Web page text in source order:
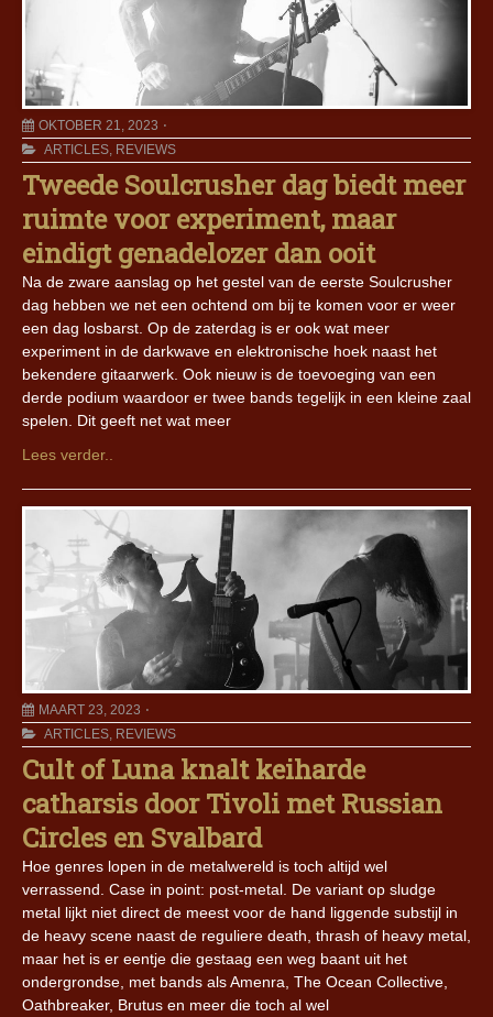
OKTOBER 21, 2023
ARTICLES, REVIEWS
Tweede Soulcrusher dag biedt meer
ruimte voor experiment, maar
eindigt genadelozer dan ooit
Na de zware aanslag op het gestel van de eerste Soulcrusher
dag hebben we net een ochtend om bij te komen voor er weer
een dag losbarst. Op de zaterdag is er ook wat meer
experiment in de darkwave en elektronische hoek naast het
bekendere gitaarwerk. Ook nieuw is de toevoeging van een
derde podium waardoor er twee bands tegelijk in een kleine zaal
spelen. Dit geeft net wat meer
Lees verder..
MAART 23, 2023
ARTICLES, REVIEWS
Cult of Luna knalt keiharde
catharsis door Tivoli met Russian
Circles en Svalbard
Hoe genres lopen in de metalwereld is toch altijd wel
verrassend. Case in point: post-metal. De variant op sludge
metal lijkt niet direct de meest voor de hand liggende substijl in
de heavy scene naast de reguliere death, thrash of heavy metal,
maar het is er eentje die gestaag een weg baant uit het
ondergrondse, met bands als Amenra, The Ocean Collective,
Oathbreaker, Brutus en meer die toch al wel